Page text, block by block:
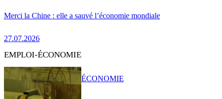
Merci la Chine : elle a sauvé l’économie mondiale
27.07.2026
EMPLOI-ÉCONOMIE
ÉCONOMIE